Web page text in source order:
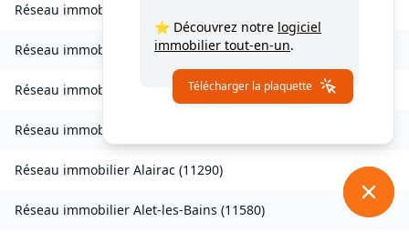
Réseau immobilier
Réseau immobilier Villardebelle(11580)
Réseau immobilier Villarzel-Cabardès( 11600)
Réseau immobilier
Réseau immobilier Alairac (11290)
Réseau immobilier Alet-les-Bains (11580)
⭐ Découvrez notre logiciel
immobilier tout-en-un.
Télécharger la plaquette